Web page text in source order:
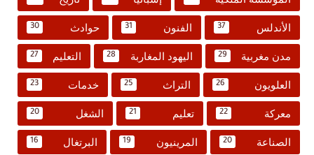
الأندلس 37 الفنون 31 حوادث 30
مدن مغربية 29 اليهود المغاربة 28 التعليم 27
العلويون 26 التراث 25 خدمات 23
معركة 22 تعليم 21 الشغل 20
الصناعة 20 المرينيون 19 البرتغال 16